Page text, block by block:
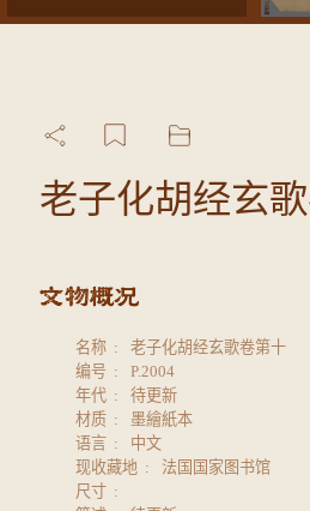
老子化胡经玄
名称
老子化胡经玄歌卷第十
编号
P.2004
年代
待更新
材质
墨繪紙本
语言
中文
现收藏地
法国国家图书馆
尺寸